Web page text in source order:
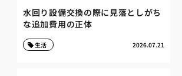
水回り設備交換の際に見落としがち
な追加費用の正体
2026.07.21
生活